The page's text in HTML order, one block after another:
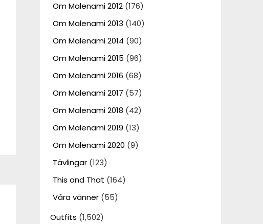
Om Malenami 2012(176)
Om Malenami 2013 (140)
Om Malenami 2014 (90)
Om Malenami 2015 (96)
Om Malenami 2016 (68)
Om Malenami 2017 (57)
Om Malenami 2018 (42)
Om Malenami 2019 (13)
Om Malenami 2020 (9)
Tävlingar(123)
This and That (164)
Våra vänner(55)
Outfits (1,502)